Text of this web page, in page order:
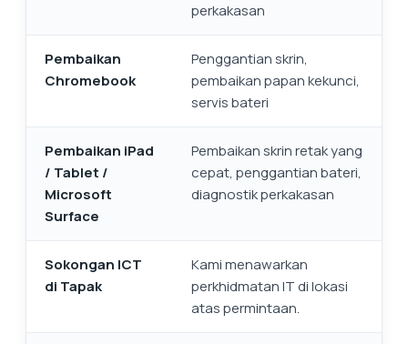
perkakasan
Pembaikan
Chromebook
Penggantian skrin,
pembaikan papan kekunci,
servis bateri
Pembaikan iPad
/ Tablet /
Microsoft
Surface
Pembaikan skrin retak yang
cepat, penggantian bateri,
diagnostik perkakasan
Sokongan ICT
di Tapak
Kami menawarkan
perkhidmatan IT di lokasi
atas permintaan.